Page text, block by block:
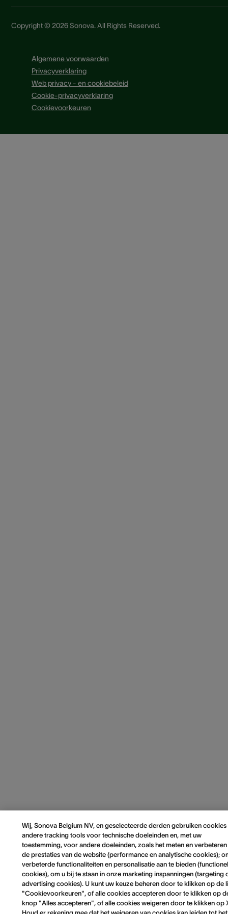
Copyright © 2026 Sonova. All Rights Reserved.
Algemene voorwaarden
Privacyverklaring
Web privacy - en cookiebeleid
Cookie-privacyverklaring
Cookievoorkeuren
Wij, Sonova Belgium NV, en geselecteerde derden gebruiken cookies
andere tracking tools voor technische doeleinden en, met uw
toestemming, voor andere doeleinden, zoals het meten en
de prestaties van de website (performance en analytische cookies);
verbeterde functionaliteiten en personalisatie aan te bieden
cookies), om u bij te staan in onze marketing inspanningen (targeting
advertising cookies). U kunt uw keuze beheren door te klikken op de
"Cookievoorkeuren", of alle cookies accepteren door te klikken op
knop "Alles accepteren", of alle cookies weigeren door te klikken op